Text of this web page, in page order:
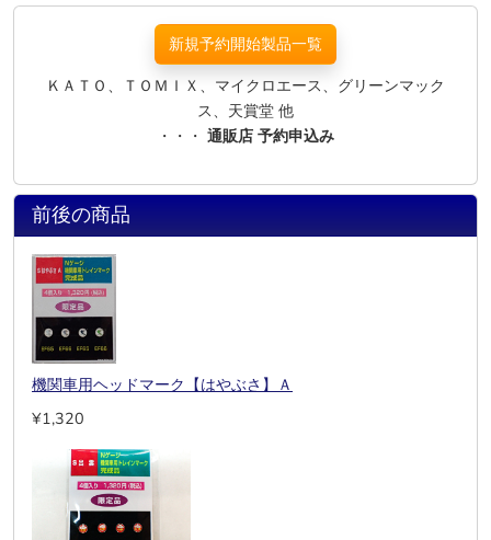
新規予約開始製品一覧
ＫＡＴＯ、ＴＯＭＩＸ、マイクロエース、グリーンマック
ス、天賞堂 他
・・・ 通販店 予約申込み
前後の商品
機関車用ヘッドマーク【はやぶさ】Ａ
¥1,320